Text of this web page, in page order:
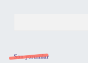
Son yorumlar